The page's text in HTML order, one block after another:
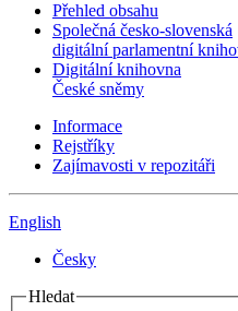
Přehled obsahu
Společná česko-slovenská
digitální parlamentní
Digitální knihovna
České sněmy
Informace
Rejstříky
Zajímavosti v repozitáři
English
Česky
Hledat